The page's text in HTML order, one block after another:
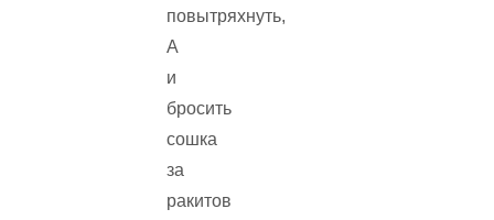
повытряхнуть,
А
и
бросить
сошка
за
ракитов